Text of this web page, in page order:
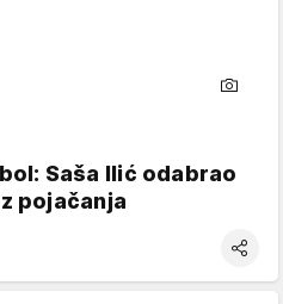
Saša Ilić odabrao
pojačanja